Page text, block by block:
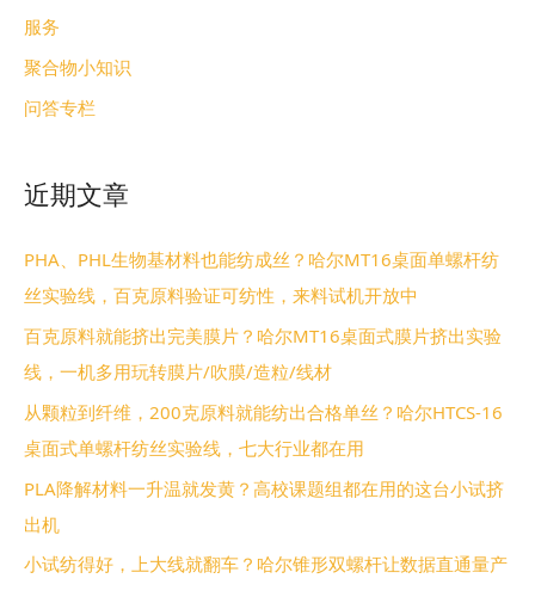
服务
聚合物小知识
问答专栏
近期文章
PHA、PHL生物基材料也能纺成丝？哈尔MT16桌面单螺杆纺
丝实验线，百克原料验证可纺性，来料试机开放中
百克原料就能挤出完美膜片？哈尔MT16桌面式膜片挤出实验
线，一机多用玩转膜片/吹膜/造粒/线材
从颗粒到纤维，200克原料就能纺出合格单丝？哈尔HTCS-16
桌面式单螺杆纺丝实验线，七大行业都在用
PLA降解材料一升温就发黄？高校课题组都在用的这台小试挤
出机
小试纺得好，上大线就翻车？哈尔锥形双螺杆让数据直通量产